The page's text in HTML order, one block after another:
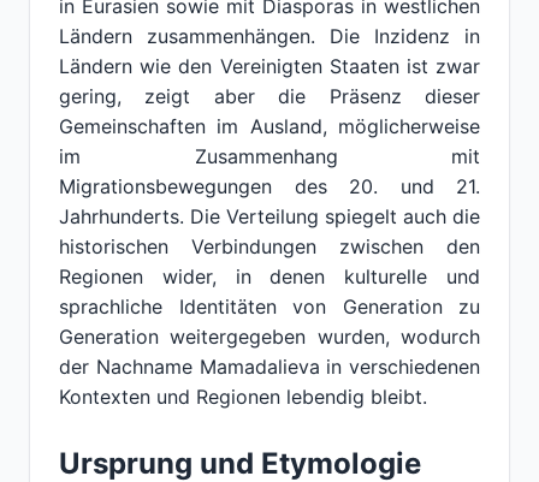
in Eurasien sowie mit Diasporas in westlichen
Ländern zusammenhängen. Die Inzidenz in
Ländern wie den Vereinigten Staaten ist zwar
gering, zeigt aber die Präsenz dieser
Gemeinschaften im Ausland, möglicherweise
im Zusammenhang mit
Migrationsbewegungen des 20. und 21.
Jahrhunderts. Die Verteilung spiegelt auch die
historischen Verbindungen zwischen den
Regionen wider, in denen kulturelle und
sprachliche Identitäten von Generation zu
Generation weitergegeben wurden, wodurch
der Nachname Mamadalieva in verschiedenen
Kontexten und Regionen lebendig bleibt.
Ursprung und Etymologie